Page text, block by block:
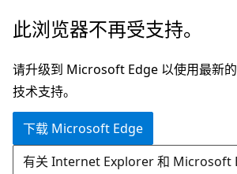
跳
主
要
内
此浏览器不再受支持。
请升级到 Microsoft Edge 以使用最新
技术支持。
下载 Microsoft Edge
有关 Internet Explorer 和 Microsoft